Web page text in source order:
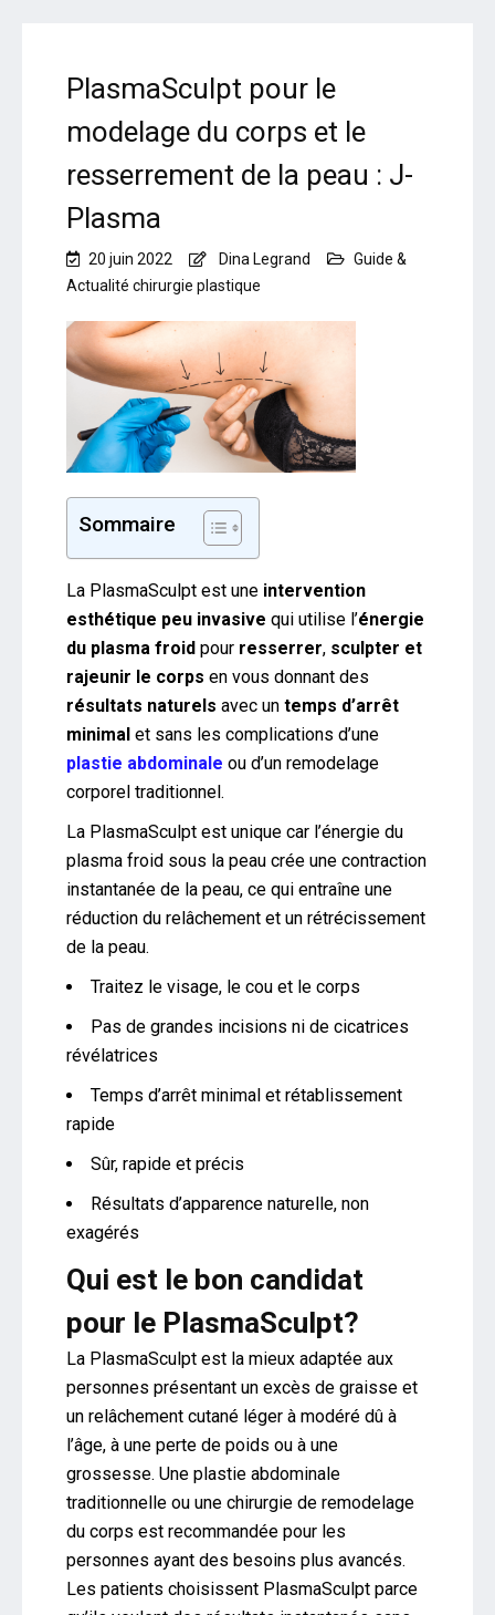
PlasmaSculpt pour le
modelage du corps et le
resserrement de la peau : J-
Plasma
20 juin 2022 Dina Legrand
Guide &
Actualité chirurgie plastique
Sommaire
La PlasmaSculpt est une intervention
esthétique peu invasive qui utilise l’énergie
du plasma froid pour resserrer, sculpter et
rajeunir le corps en vous donnant des
résultats naturels avec un temps d’arrêt
minimal et sans les complications d’une
plastie abdominale ou d’un remodelage
corporel traditionnel.
La PlasmaSculpt est unique car l’énergie du
plasma froid sous la peau crée une contraction
instantanée de la peau, ce qui entraîne une
réduction du relâchement et un rétrécissement
de la peau.
Traitez le visage, le cou et le corps
Pas de grandes incisions ni de cicatrices
révélatrices
Temps d’arrêt minimal et rétablissement
rapide
Sûr, rapide et précis
Résultats d’apparence naturelle, non
exagérés
Qui est le bon candidat
pour le PlasmaSculpt?
La PlasmaSculpt est la mieux adaptée aux
personnes présentant un excès de graisse et
un relâchement cutané léger à modéré dû à
l’âge, à une perte de poids ou à une
grossesse. Une plastie abdominale
traditionnelle ou une chirurgie de remodelage
du corps est recommandée pour les
personnes ayant des besoins plus avancés.
Les patients choisissent PlasmaSculpt parce